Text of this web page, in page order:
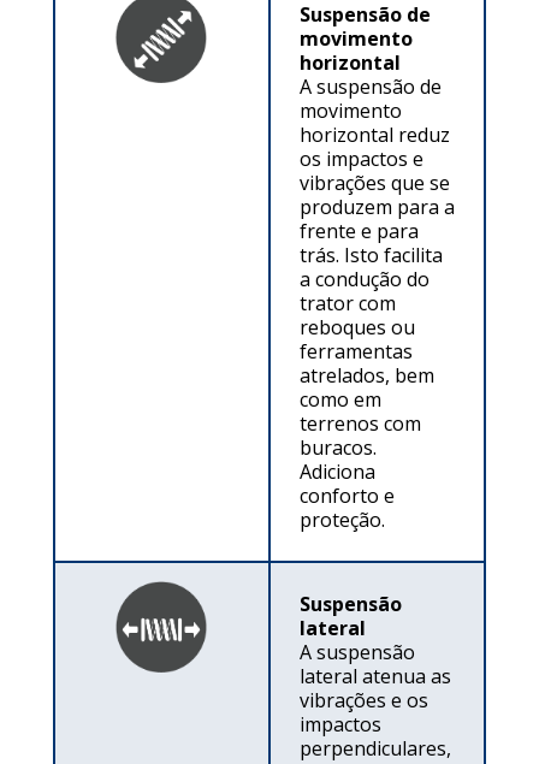
Suspensão de
movimento
horizontal
A suspensão de
movimento
horizontal reduz
os impactos e
vibrações que se
produzem para a
frente e para
trás. Isto facilita
a condução do
trator com
reboques ou
ferramentas
atrelados, bem
como em
terrenos com
buracos.
Adiciona
conforto e
proteção.
Suspensão
lateral
A suspensão
lateral atenua as
vibrações e os
impactos
perpendiculares,